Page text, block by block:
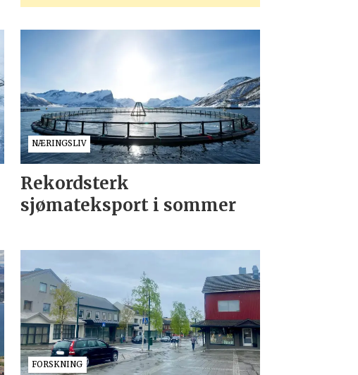
NÆRINGSLIV
Rekordsterk
sjømateksport i sommer
FORSKNING